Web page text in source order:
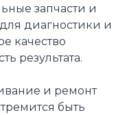
запчасти и
диагностики и
качество
результата.
и ремонт
быть